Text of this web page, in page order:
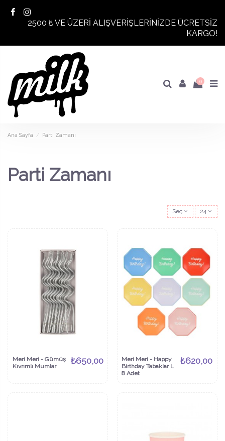
2500 ₺ VE ÜZERİ ALIŞVERİŞLERİNİZDE ÜCRETSİZ
KARGO!
0
Ana Sayfa Parti Zamanı
Parti Zamanı
Seç 24
Meri Meri - Gümüş
Kıvrımlı Mumlar
₺650,00
Meri Meri - Happy
Birthday Tabaklar L
8 Adet
₺620,00